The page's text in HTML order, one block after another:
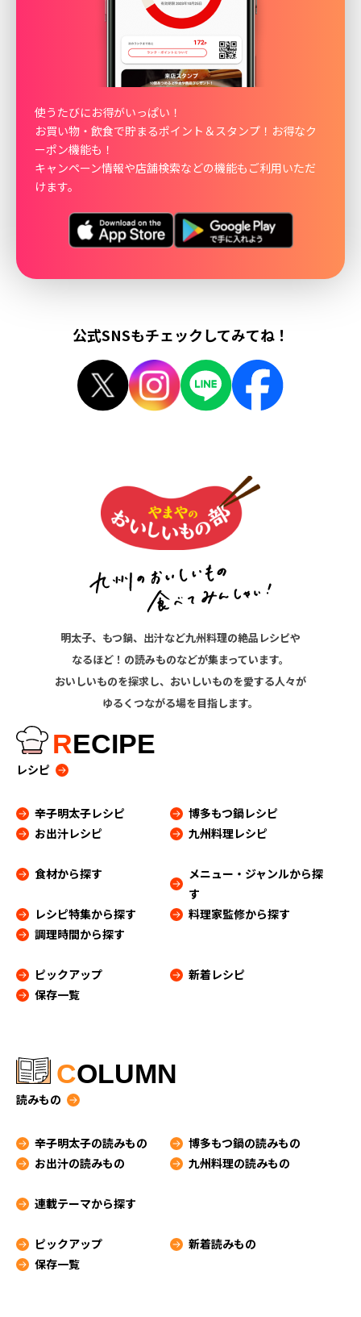
使うたびにお得がいっぱい！
お買い物・飲食で貯まるポイント＆スタンプ！お得なク
ーポン機能も！
キャンペーン情報や店舗検索などの機能もご利用いただ
けます。
公式SNSもチェックしてみてね！
明太子、もつ鍋、出汁など九州料理の絶品レシピや
なるほど！の読みものなどが集まっています。
おいしいものを探求し、おいしいものを愛する人々が
ゆるくつながる場を目指します。
RECIPE
レシピ
辛子明太子レシピ
博多もつ鍋レシピ
お出汁レシピ
九州料理レシピ
食材から探す
メニュー・ジャンルから探
す
レシピ特集から探す
料理家監修から探す
調理時間から探す
ピックアップ
新着レシピ
保存一覧
COLUMN
読みもの
辛子明太子の読みもの
博多もつ鍋の読みもの
お出汁の読みもの
九州料理の読みもの
連載テーマから探す
ピックアップ
新着読みもの
保存一覧